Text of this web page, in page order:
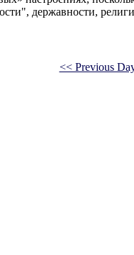
державности,
<< Previous